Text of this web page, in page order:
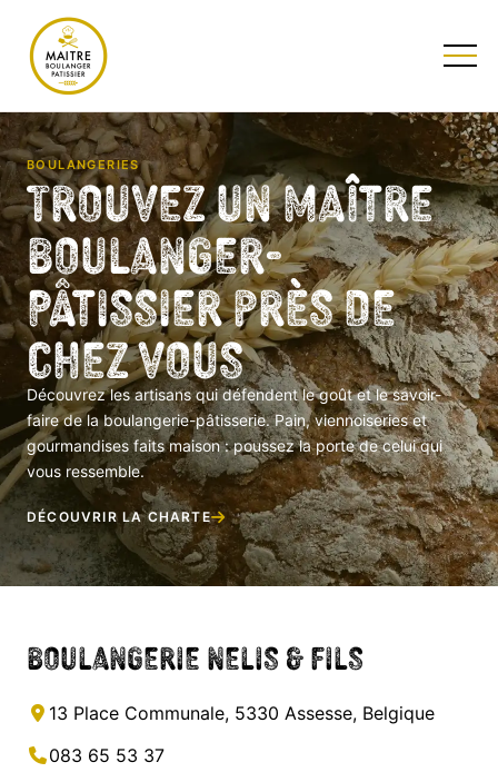
BOULANGERIES
Trouvez un Maître
Boulanger-
Pâtissier près de
chez vous
Découvrez les artisans qui défendent le goût et le savoir-
faire de la boulangerie-pâtisserie. Pain, viennoiseries et
gourmandises faits maison : poussez la porte de celui qui
vous ressemble.
DÉCOUVRIR LA CHARTE
Boulangerie Nelis & Fils
13 Place Communale, 5330 Assesse, Belgique
083 65 53 37